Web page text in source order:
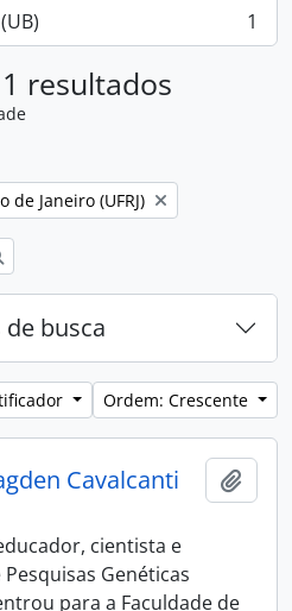
1
resultados
Janeiro (UFRJ)
busca
Ordem: Crescente
Cavalcanti
cientista e
Genéticas
para a Faculdade de